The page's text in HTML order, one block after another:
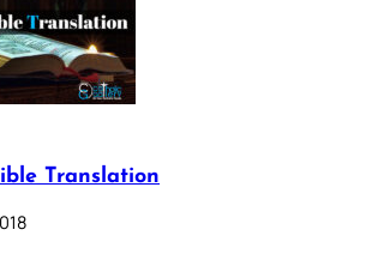
Translation